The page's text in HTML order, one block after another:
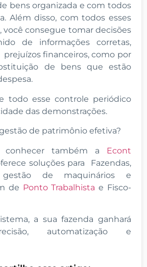
bens organizada e com todos
Além disso, com todos esses
você consegue tomar decisões
de informações corretas,
prejuízos financeiros, como por
de bens que estão
todo esse controle periódico
das demonstrações.
de patrimônio efetiva?
conhecer também a Econt
soluções para Fazendas,
de maquinários e
de Ponto Trabalhista e Fisco-
a sua fazenda ganhará
automatização e